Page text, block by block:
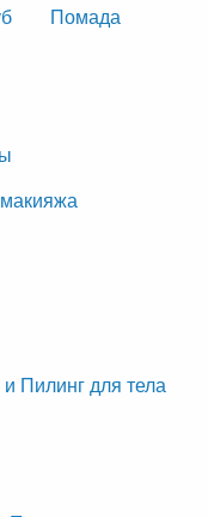
Помада
Пилинг для тела